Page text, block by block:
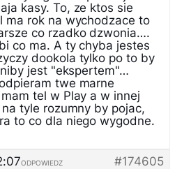
kasy. To, ze ktos sie
ma rok na wychodzace to
co rzadko dzwonia….
co ma. A ty chyba jestes
dookola tylko po to by
jest "ekspertem"…
twe marne
tel w Play a w innej
tyle rozumny by pojac,
to co dla niego wygodne.
#174605
ODPOWIEDZ